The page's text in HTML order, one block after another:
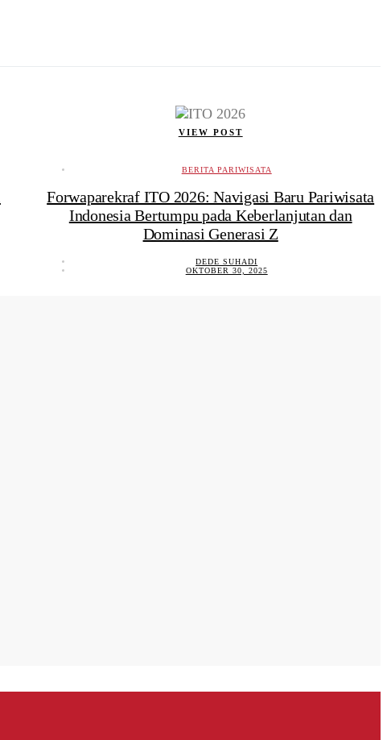
VIEW POST
BERITA PARIWISATA
Forwaparekraf ITO 2026: Navigasi Baru Pariwisata
Indonesia Bertumpu pada Keberlanjutan dan
Dominasi Generasi Z
DEDE SUHADI
OKTOBER 30, 2025